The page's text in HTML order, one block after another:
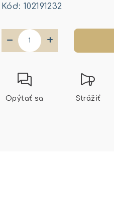
Kód: 102191232
+
−
Opýtať sa Strážiť